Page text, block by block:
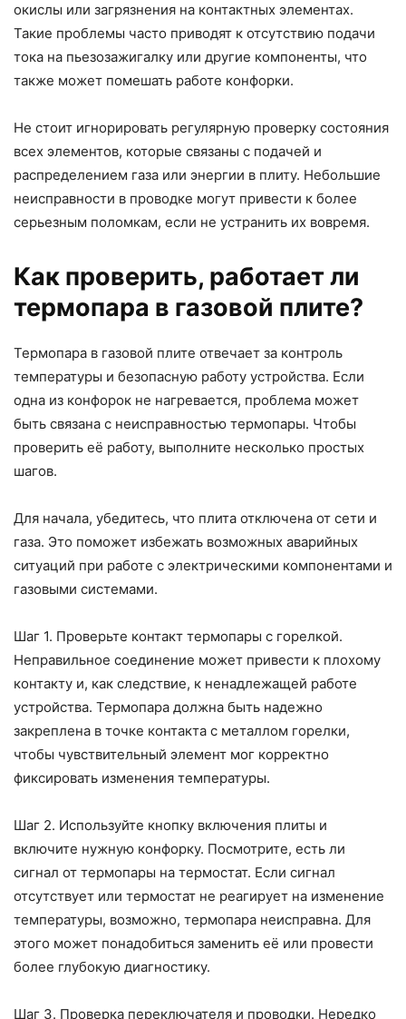
окислы или загрязнения на контактных элементах.
Такие проблемы часто приводят к отсутствию подачи
тока на пьезозажигалку или другие компоненты, что
также может помешать работе конфорки.
Не стоит игнорировать регулярную проверку состояния
всех элементов, которые связаны с подачей и
распределением газа или энергии в плиту. Небольшие
неисправности в проводке могут привести к более
серьезным поломкам, если не устранить их вовремя.
Как проверить, работает ли
термопара в газовой плите?
Термопара в газовой плите отвечает за контроль
температуры и безопасную работу устройства. Если
одна из конфорок не нагревается, проблема может
быть связана с неисправностью термопары. Чтобы
проверить её работу, выполните несколько простых
шагов.
Для начала, убедитесь, что плита отключена от сети и
газа. Это поможет избежать возможных аварийных
ситуаций при работе с электрическими компонентами и
газовыми системами.
Шаг 1. Проверьте контакт термопары с горелкой.
Неправильное соединение может привести к плохому
контакту и, как следствие, к ненадлежащей работе
устройства. Термопара должна быть надежно
закреплена в точке контакта с металлом горелки,
чтобы чувствительный элемент мог корректно
фиксировать изменения температуры.
Шаг 2. Используйте кнопку включения плиты и
включите нужную конфорку. Посмотрите, есть ли
сигнал от термопары на термостат. Если сигнал
отсутствует или термостат не реагирует на изменение
температуры, возможно, термопара неисправна. Для
этого может понадобиться заменить её или провести
более глубокую диагностику.
Шаг 3. Проверка переключателя и проводки. Нередко